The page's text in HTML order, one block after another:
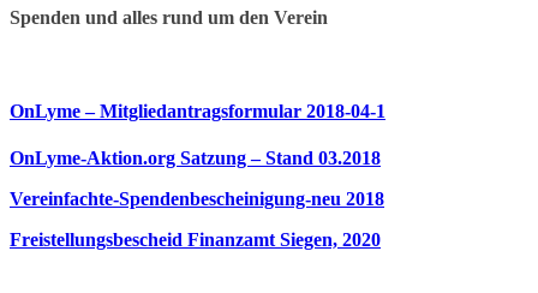
Spenden und alles rund um den Verein
OnLyme – Mitgliedantragsformular 2018-04-1
OnLyme-Aktion.org Satzung – Stand 03.2018
Vereinfachte-Spendenbescheinigung-neu 2018
Freistellungsbescheid Finanzamt Siegen, 2020